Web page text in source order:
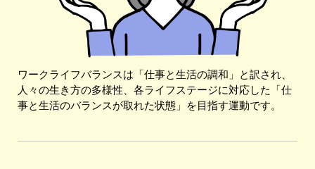
ワークライフバランスは「仕事と生活の調和」と訳され、
人々の生き方の多様性、各ライフステージに対応した「仕
事と生活のバランスが取れた状態」を目指す運動です。